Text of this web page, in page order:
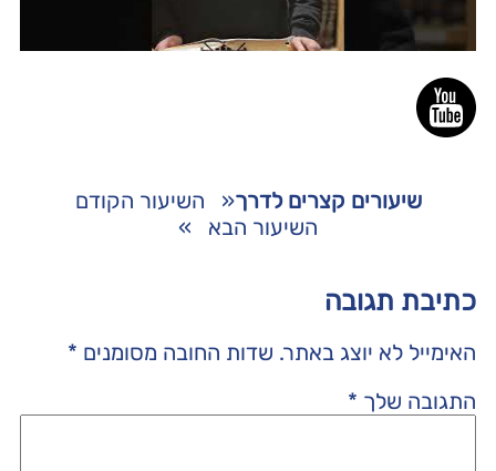
שיעורים קצרים לדרך« השיעור הקודם
השיעור הבא »
כתיבת תגובה
האימייל לא יוצג באתר. שדות החובה מסומנים *
התגובה שלך *